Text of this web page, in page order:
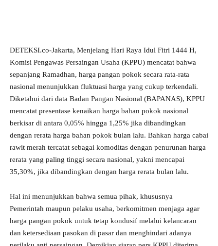
DETEKSI.co-Jakarta, Menjelang Hari Raya Idul Fitri 1444 H,
Komisi Pengawas Persaingan Usaha (KPPU) mencatat bahwa
sepanjang Ramadhan, harga pangan pokok secara rata-rata
nasional menunjukkan fluktuasi harga yang cukup terkendali.
Diketahui dari data Badan Pangan Nasional (BAPANAS), KPPU
mencatat presentase kenaikan harga bahan pokok nasional
berkisar di antara 0,05% hingga 1,25% jika dibandingkan
dengan rerata harga bahan pokok bulan lalu. Bahkan harga cabai
rawit merah tercatat sebagai komoditas dengan penurunan harga
rerata yang paling tinggi secara nasional, yakni mencapai
35,30%, jika dibandingkan dengan harga rerata bulan lalu.
Hal ini menunjukkan bahwa semua pihak, khususnya
Pemerintah maupun pelaku usaha, berkomitmen menjaga agar
harga pangan pokok untuk tetap kondusif melalui kelancaran
dan ketersediaan pasokan di pasar dan menghindari adanya